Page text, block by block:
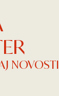
NOVOSTI